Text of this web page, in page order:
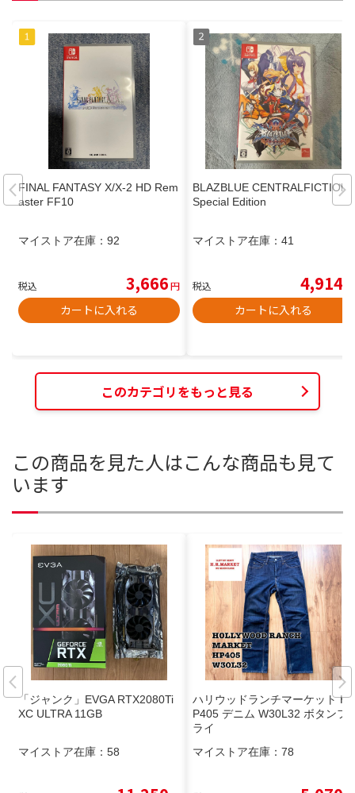
FINAL FANTASY X/X-2 HD Rem
aster FF10
マイストア在庫： 92
税込 3,666円
カートに入れる
BLAZBLUE CENTRALFICTION
Special Edition
マイストア在庫： 41
税込 4,914
カートに入れる
このカテゴリをもっと見る
この商品を見た人はこんな商品も見て
います
「ジャンク」EVGA RTX2080Ti
XC ULTRA 11GB
マイストア在庫： 58
ハリウッドランチマーケット H
P405 デニム W30L32 ボタンフ
ライ
マイストア在庫： 78